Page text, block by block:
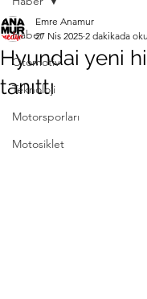
Haber
Otomotiv
Teknoloji
Motorsporları
Motosiklet
Hyundai yeni
tanıttı
Emre Anamur
27 Nis 2025 2 dakikada